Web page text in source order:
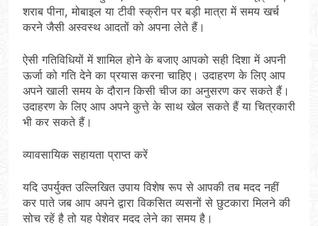
शराब पीना, मोबाइल या टीवी स्क्रीन पर बड़ी मात्रा में समय खर्च
करने जैसी अस्वस्थ आदतों को अपना लेते हैं।
ऐसी गतिविधियों में शामिल होने के बजाए आपको सही दिशा में अपनी
ऊर्जा को गति देने का प्रयास करना चाहिए। उदाहरण के लिए आप
अपने खाली समय के दौरान किसी चीज का अनुसरण कर सकते हैं।
उदाहरण के लिए आप अपने कुत्ते के साथ खेल सकते हैं या चित्रकारी
भी कर सकते हैं।
व्यावसायिक सहायता प्राप्त करें
यदि उपर्युक्त उल्लिखित उपाय विशेष रूप से आपकी तब मदद नहीं
कर पाते जब आप अपने द्वारा विकसित व्यसनों से छुटकारा मिलने की
सोच रहें है तो यह पेशेवर मदद लेने का समय है।